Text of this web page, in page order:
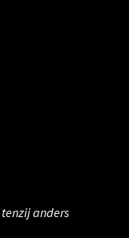
anders